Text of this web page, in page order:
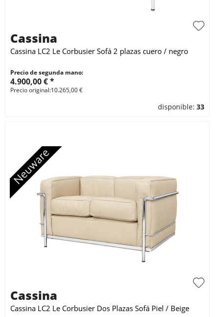
Cassina
Cassina LC2 Le Corbusier Sofá 2 plazas cuero / negro
Precio de segunda mano:
4.900,00 € *
Precio original:10.265,00 €
disponible:33
Cassina
Cassina LC2 Le Corbusier Dos Plazas Sofá Piel / Beige